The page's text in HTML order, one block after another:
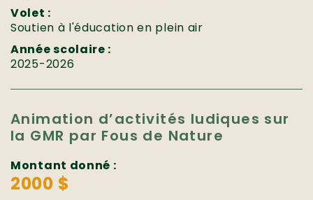
Volet :
Soutien à l'éducation en plein air
Année scolaire :
2025-2026
Animation d’activités ludiques sur
la GMR par Fous de Nature
Montant donné :
2000 $